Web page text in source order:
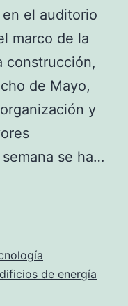
el auditorio
marco de la
construcción,
de Mayo,
y
se ha…
de energía